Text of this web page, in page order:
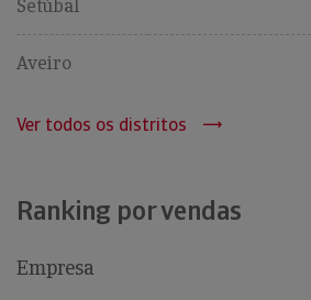
Setúbal
Aveiro
Ver todos os distritos
Ranking por vendas
Empresa